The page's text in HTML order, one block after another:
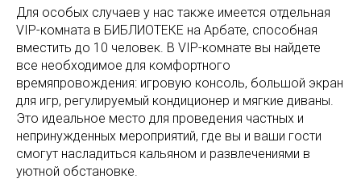
Для особых случаев у нас также имеется отдельная
VIP-комната в БИБЛИОТЕКЕ на Арбате, способная
вместить до 10 человек. В VIP-комнате вы найдете
все необходимое для комфортного
времяпровождения: игровую консоль, большой экран
для игр, регулируемый кондиционер и мягкие диваны.
Это идеальное место для проведения частных и
непринужденных мероприятий, где вы и ваши гости
смогут насладиться кальяном и развлечениями в
уютной обстановке.